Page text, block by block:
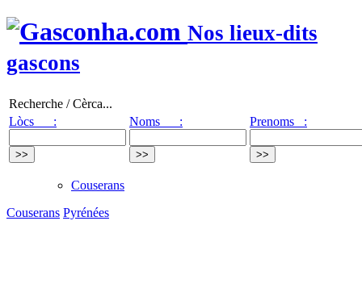
Nos lieux-dits
gascons
Recherche / Cèrca...
Lòcs :
Noms : Prenoms :
Couserans
Couserans Pyrénées